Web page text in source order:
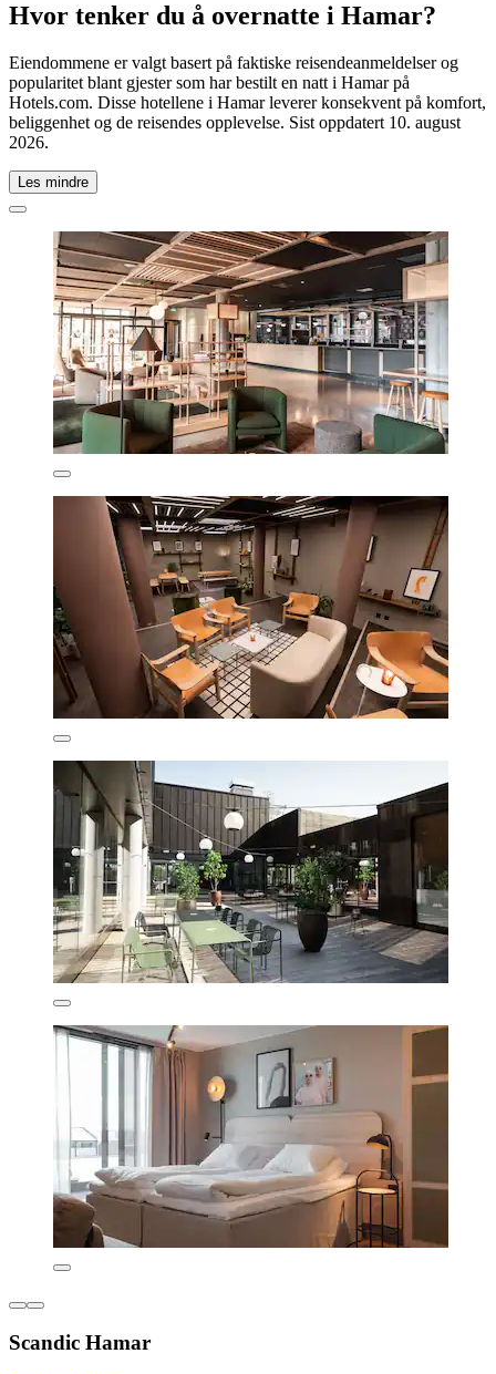
Hvor tenker du å overnatte i Hamar?
Eiendommene er valgt basert på faktiske reisendeanmeldelser og
popularitet blant gjester som har bestilt en natt i Hamar på
Hotels.com. Disse hotellene i Hamar leverer konsekvent på komfort,
beliggenhet og de reisendes opplevelse. Sist oppdatert 10. august
2026.
Les mindre
Scandic Hamar